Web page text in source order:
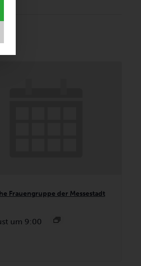
Frauengruppe der Messestadt
um 9:00